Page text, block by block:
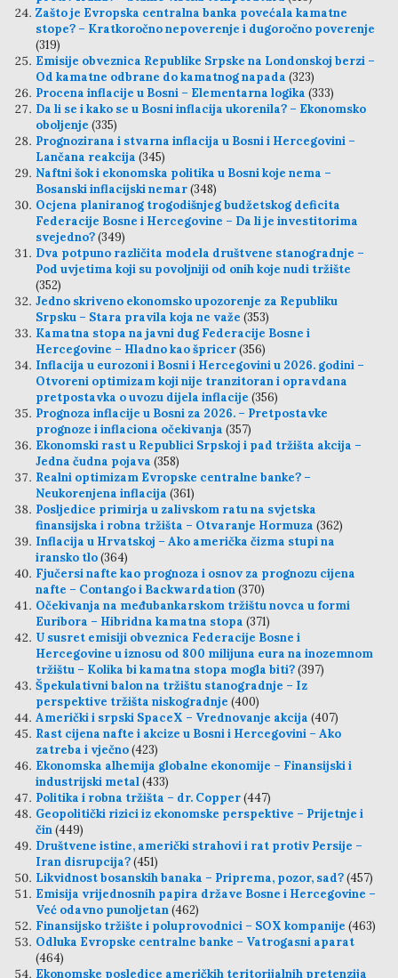
Zašto je Evropska centralna banka povećala kamatne
stope? – Kratkoročno nepoverenje i dugoročno poverenje
(319)
Emisije obveznica Republike Srpske na Londonskoj berzi –
Od kamatne odbrane do kamatnog napada (323)
Procena inflacije u Bosni – Elementarna logika (333)
Da li se i kako se u Bosni inflacija ukorenila? – Ekonomsko
oboljenje (335)
Prognozirana i stvarna inflacija u Bosni i Hercegovini –
Lančana reakcija (345)
Naftni šok i ekonomska politika u Bosni koje nema –
Bosanski inflacijski nemar(348)
Ocjena planiranog trogodišnjeg budžetskog deficita
Federacije Bosne i Hercegovine – Da li je investitorima
svejedno?(349)
Dva potpuno različita modela društvene stanogradnje –
Pod uvjetima koji su povoljniji od onih koje nudi tržište
(352)
Jedno skriveno ekonomsko upozorenje za Republiku
Srpsku – Stara pravila koja ne važe (353)
Kamatna stopa na javni dug Federacije Bosne i
Hercegovine – Hladno kao špricer(356)
Inflacija u eurozoni i Bosni i Hercegovini u 2026. godini –
Otvoreni optimizam koji nije tranzitoran i opravdana
pretpostavka o uvozu dijela inflacije (356)
Prognoza inflacije u Bosni za 2026. – Pretpostavke
prognoze i inflaciona očekivanja (357)
Ekonomski rast u Republici Srpskoj i pad tržišta akcija –
Jedna čudna pojava (358)
Realni optimizam Evropske centralne banke? –
Neukorenjena inflacija (361)
Posljedice primirja u zalivskom ratu na svjetska
finansijska i robna tržišta – Otvaranje Hormuza (362)
Inflacija u Hrvatskoj – Ako američka čizma stupi na
iransko tlo(364)
Fjučersi nafte kao prognoza i osnov za prognozu cijena
nafte – Contango i Backwardation(370)
Očekivanja na međubankarskom tržištu novca u formi
Euribora – Hibridna kamatna stopa (371)
U susret emisiji obveznica Federacije Bosne i
Hercegovine u iznosu od 800 milijuna eura na inozemnom
tržištu – Kolika bi kamatna stopa mogla biti?(397)
Špekulativni balon na tržištu stanogradnje – Iz
perspektive tržišta niskogradnje (400)
Američki i srpski SpaceX – Vrednovanje akcija (407)
Rast cijena nafte i akcize u Bosni i Hercegovini – Ako
zatreba i vječno(423)
Ekonomska alhemija globalne ekonomije – Finansijski i
industrijski metal(433)
Politika i robna tržišta – dr. Copper(447)
Geopolitički rizici iz ekonomske perspektive – Prijetnje i
čin(449)
Društvene istine, američki strahovi i rat protiv Persije –
Iran disrupcija?(451)
Likvidnost bosanskih banaka – Priprema, pozor, sad?(457)
Emisija vrijednosnih papira države Bosne i Hercegovine –
Već odavno punoljetan(462)
Finansijsko tržište i poluprovodnici – SOX kompanije (463)
Odluka Evropske centralne banke – Vatrogasni aparat
(464)
Ekonomske posledice američkih teritorijalnih pretenzija